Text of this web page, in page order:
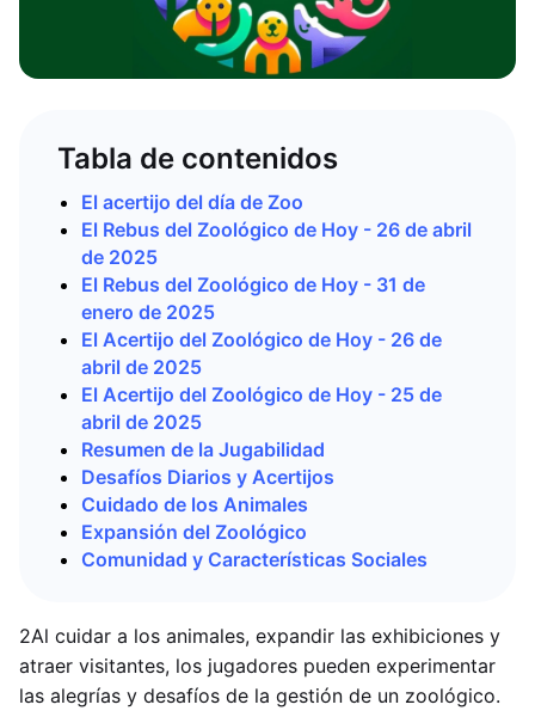
Tabla de contenidos
El acertijo del día de Zoo
El Rebus del Zoológico de Hoy - 26 de abril
de 2025
El Rebus del Zoológico de Hoy - 31 de
enero de 2025
El Acertijo del Zoológico de Hoy - 26 de
abril de 2025
El Acertijo del Zoológico de Hoy - 25 de
abril de 2025
Resumen de la Jugabilidad
Desafíos Diarios y Acertijos
Cuidado de los Animales
Expansión del Zoológico
Comunidad y Características Sociales
2Al cuidar a los animales, expandir las exhibiciones y
atraer visitantes, los jugadores pueden experimentar
las alegrías y desafíos de la gestión de un zoológico.